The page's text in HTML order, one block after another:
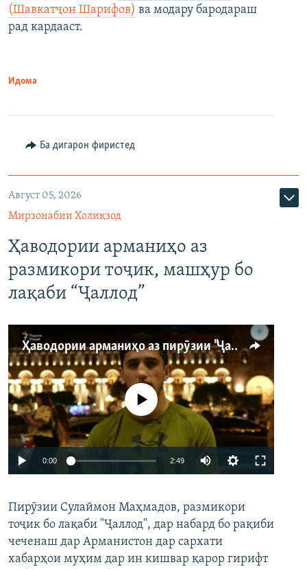
(Шавкатҷон Шарифов) ва модару бародараш
рад кардааст.
Идома
Ба дигарон фиристед
Август 05, 2026
Мирзонабии Холиқзод
Ҳаводории арманиҳо аз
размикори тоҷик, машҳур бо
лақаби “Ҷаллод”
Ҳаводории арманиҳо аз пирӯзии "Ҷаллод"-и тоҷик
Auto 240p 360p 480p
720p 1080p
Феълан кор намекунад
0:00 2:49
360p
480p
Пирӯзии Сулаймон Маҳмадов, размикори
тоҷик бо лақаби "Ҷаллод", дар набард бо рақиби
чеченаш дар Арманистон дар сархати
хабарҳои муҳим дар ин кишвар қарор гирифт